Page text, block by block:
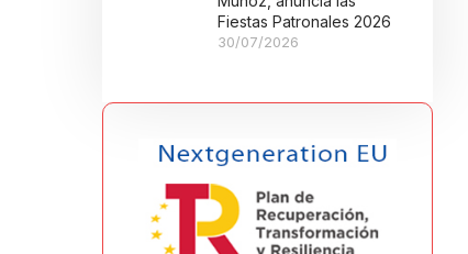
Fiestas Patronales 2026
30/07/2026